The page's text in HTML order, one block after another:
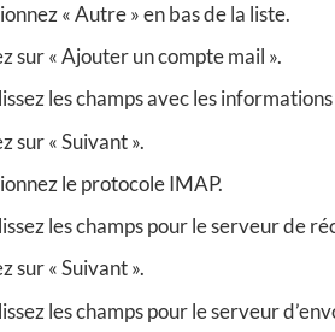
« Autre » en bas de la liste.
sur « Ajouter un compte mail ».
les champs avec les
sur « Suivant ».
le protocole IMAP.
les champs pour le serveur de
sur « Suivant ».
les champs pour le serveur